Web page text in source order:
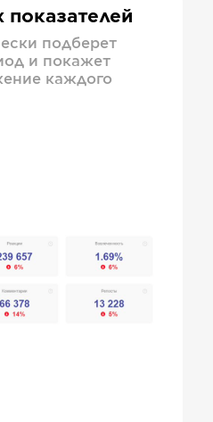
показателей
подберет
и покажет
каждого